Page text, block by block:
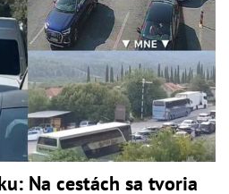
Na cestách sa tvoria